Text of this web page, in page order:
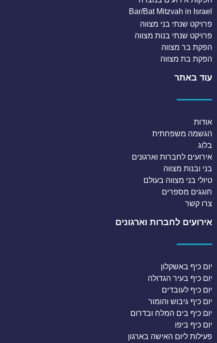
Bar/Bat Mitzvah in Israel
פרויקט שנתי בני מצווה
פרויקט שנתי בנות מצווה
הפקת בר מצווה
הפקת בת מצווה
עוד באתר
אודות
הגשמה משפחתית
בלוג
אירועים לחברות וארגונים
בני ובנות מצווה
טיולי בני מצווה בעולם
חוגגים מספרים
צרו קשר
אירועים לחברות וארגונים
יום כיף באשקלון
יום כיף בעיר הגדולה
יום כיף לעובדים
יום כיף גיבוש והומור
יום כיף בים המלח ובדרום
יום כיף ביפו
פעילות ליום האישה בארגון